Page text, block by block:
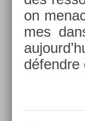
on
mes